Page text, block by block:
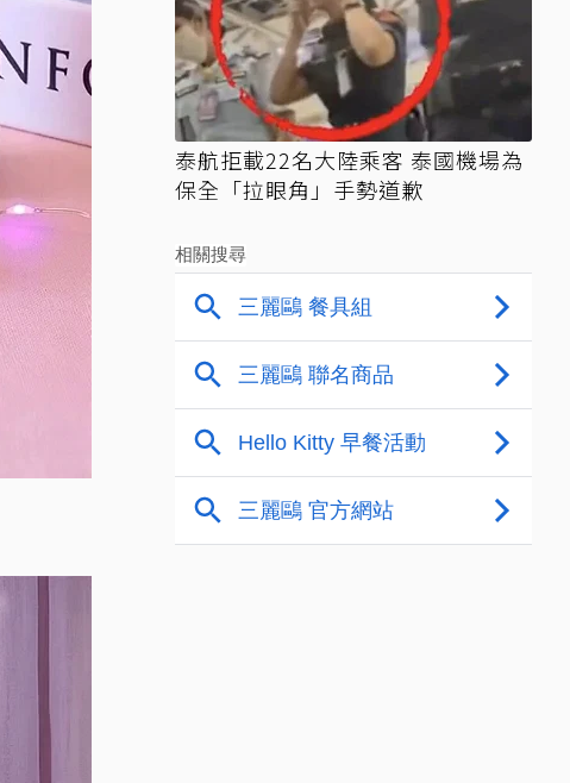
泰航拒載22名大陸乘客 泰國機場為
保全「拉眼角」手勢道歉